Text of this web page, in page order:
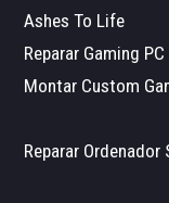
Ashes To Life
Reparar Gaming
Montar Custom
Reparar Ordenador